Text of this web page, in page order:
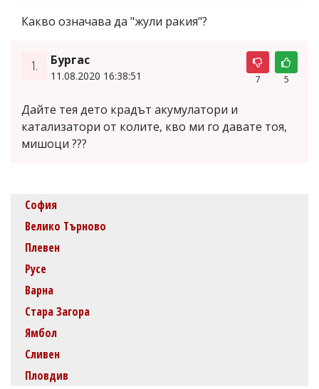
Какво означава да "жули ракия"?
1. Бургас
11.08.2020 16:38:51 7 5
Дайте тея дето крадът акумулатори и
катализатори от колите, кво ми го давате тоя,
мишоци ???
София
Велико Търново
Плевен
Русе
Варна
Стара Загора
Ямбол
Сливен
Пловдив